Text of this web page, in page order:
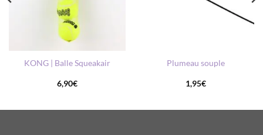
KONG | Balle Squeakair
6,90€
Plumeau souple
1,95€